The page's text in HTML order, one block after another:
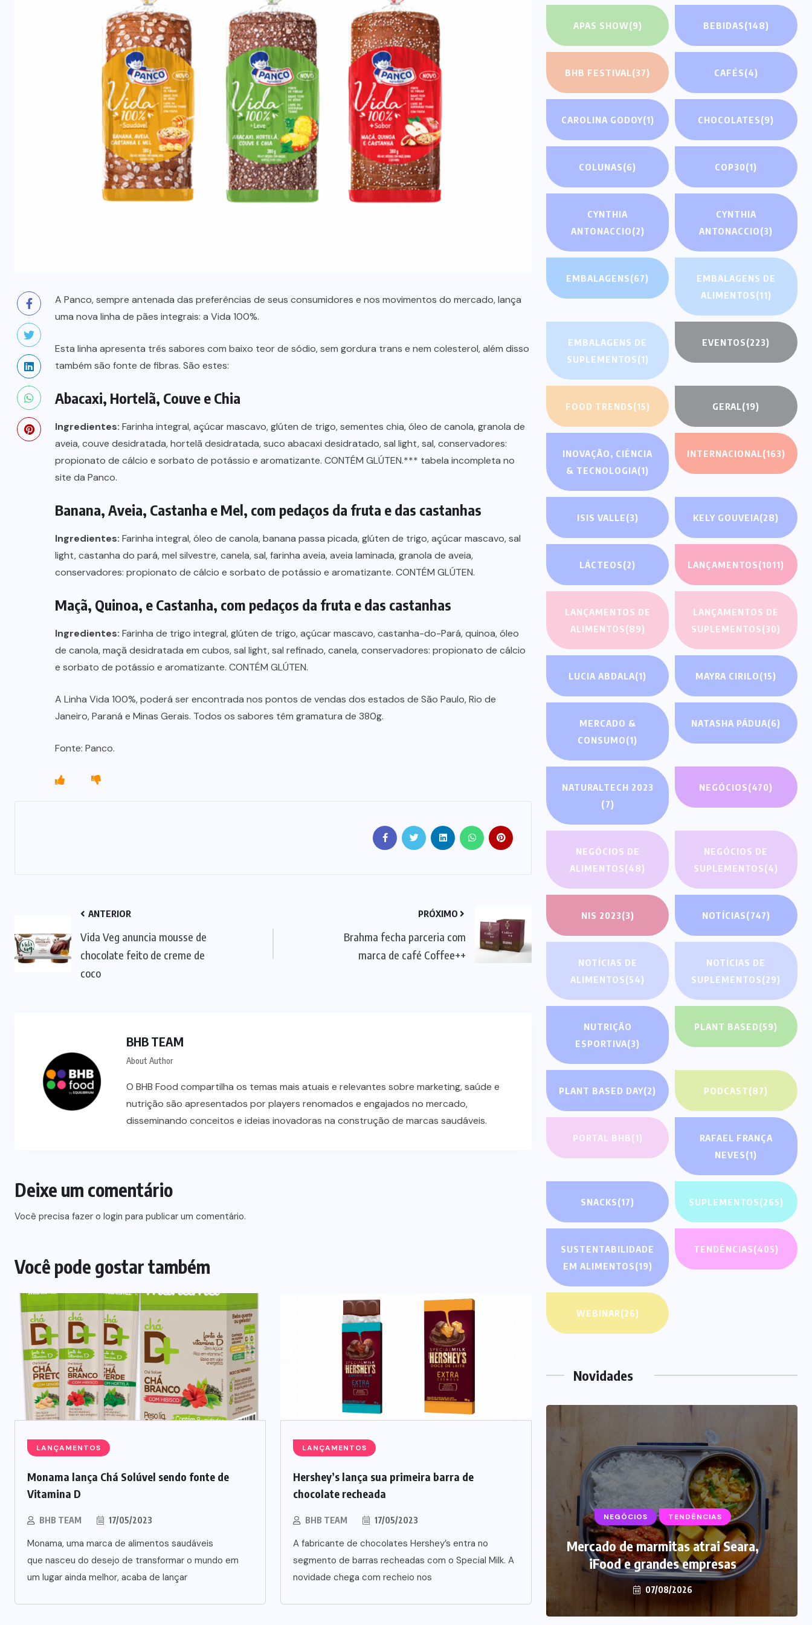
A Panco, sempre antenada das preferências de seus consumidores e nos movimentos do mercado, lança
uma nova linha de pães integrais: a Vida 100%.
Esta linha apresenta três sabores com baixo teor de sódio, sem gordura trans e nem colesterol, além disso
também são fonte de fibras. São estes:
Abacaxi, Hortelã, Couve e Chia
Ingredientes: Farinha integral, açúcar mascavo, glúten de trigo, sementes chia, óleo de canola, granola de
aveia, couve desidratada, hortelã desidratada, suco abacaxi desidratado, sal light, sal, conservadores:
propionato de cálcio e sorbato de potássio e aromatizante. CONTÉM GLÚTEN.*** tabela incompleta no
site da Panco.
Banana, Aveia, Castanha e Mel, com pedaços da fruta e das castanhas
Ingredientes: Farinha integral, óleo de canola, banana passa picada, glúten de trigo, açúcar mascavo, sal
light, castanha do pará, mel silvestre, canela, sal, farinha aveia, aveia laminada, granola de aveia,
conservadores: propionato de cálcio e sorbato de potássio e aromatizante. CONTÉM GLÚTEN.
Maçã, Quinoa, e Castanha, com pedaços da fruta e das castanhas
Ingredientes: Farinha de trigo integral, glúten de trigo, açúcar mascavo, castanha-do-Pará, quinoa, óleo
de canola, maçã desidratada em cubos, sal light, sal refinado, canela, conservadores: propionato de cálcio
e sorbato de potássio e aromatizante. CONTÉM GLÚTEN.
A Linha Vida 100%, poderá ser encontrada nos pontos de vendas dos estados de São Paulo, Rio de
Janeiro, Paraná e Minas Gerais. Todos os sabores têm gramatura de 380g.
Fonte: Panco.
ANTERIOR
Vida Veg anuncia mousse de
chocolate feito de creme de
coco
PRÓXIMO
Brahma fecha parceria com
marca de café Coffee++
BHB TEAM
About Author
O BHB Food compartilha os temas mais atuais e relevantes sobre marketing, saúde e
nutrição são apresentados por players renomados e engajados no mercado,
disseminando conceitos e ideias inovadoras na construção de marcas saudáveis.
Deixe um comentário
Você precisa fazer o login para publicar um comentário.
Você pode gostar também
LANÇAMENTOS
Monama lança Chá Solúvel sendo fonte de
Vitamina D
BHB TEAM 17/05/2023
Monama, uma marca de alimentos saudáveis
que nasceu do desejo de transformar o mundo em
um lugar ainda melhor, acaba de lançar
LANÇAMENTOS
Hershey’s lança sua primeira barra de
chocolate recheada
BHB TEAM 17/05/2023
A fabricante de chocolates Hershey’s entra no
segmento de barras recheadas com o Special Milk. A
novidade chega com recheio nos
APAS SHOW(9) BEBIDAS(148)
BHB FESTIVAL(37) CAFÉS(4)
CAROLINA GODOY(1) CHOCOLATES(9)
COLUNAS(6) COP30(1)
CYNTHIA
ANTONACCIO(2)
CYNTHIA
ANTONACCIO(3)
EMBALAGENS(67)
EMBALAGENS DE
ALIMENTOS(11)
EMBALAGENS DE
SUPLEMENTOS(1)
EVENTOS(223)
FOOD TRENDS(15) GERAL(19)
INOVAÇÃO, CIÊNCIA
& TECNOLOGIA(1)
INTERNACIONAL(163)
ISIS VALLE(3) KELY GOUVEIA(28)
LÁCTEOS(2) LANÇAMENTOS(1011)
LANÇAMENTOS DE
ALIMENTOS(89)
LANÇAMENTOS DE
SUPLEMENTOS(30)
LUCIA ABDALA(1) MAYRA CIRILO(15)
MERCADO &
CONSUMO(1)
NATASHA PÁDUA(6)
NATURALTECH 2023
(7)
NEGÓCIOS(470)
NEGÓCIOS DE
ALIMENTOS(48)
NEGÓCIOS DE
SUPLEMENTOS(4)
NIS 2023(3) NOTÍCIAS(747)
NOTÍCIAS DE
ALIMENTOS(54)
NOTÍCIAS DE
SUPLEMENTOS(29)
NUTRIÇÃO
ESPORTIVA(3)
PLANT BASED(59)
PLANT BASED DAY(2) PODCAST(87)
PORTAL BHB(1)
RAFAEL FRANÇA
NEVES(1)
SNACKS(17) SUPLEMENTOS(265)
SUSTENTABILIDADE
EM ALIMENTOS(19)
TENDÊNCIAS(405)
WEBINAR(26)
Novidades
NEGÓCIOS
Mercado de marmitas atrai Seara,
iFood e grandes empresas
SUPLEMENTOS
Caffeine Army lança campanha
para o Dia dos Pais
NEGÓCIOS TENDÊNCIAS
Mercado de marmitas atrai Seara,
iFood e grandes empresas
07/08/2026